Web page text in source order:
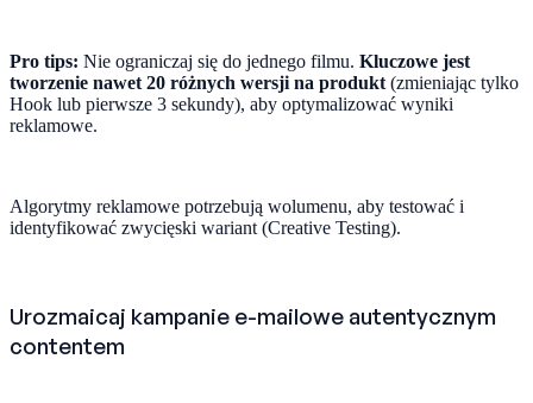
Pro tips: Nie ograniczaj się do jednego filmu. Kluczowe jest
tworzenie nawet 20 różnych wersji na produkt (zmieniając tylko
Hook lub pierwsze 3 sekundy), aby optymalizować wyniki
reklamowe.
Algorytmy reklamowe potrzebują wolumenu, aby testować i
identyfikować zwycięski wariant (Creative Testing).
Urozmaicaj kampanie e-mailowe autentycznym
contentem